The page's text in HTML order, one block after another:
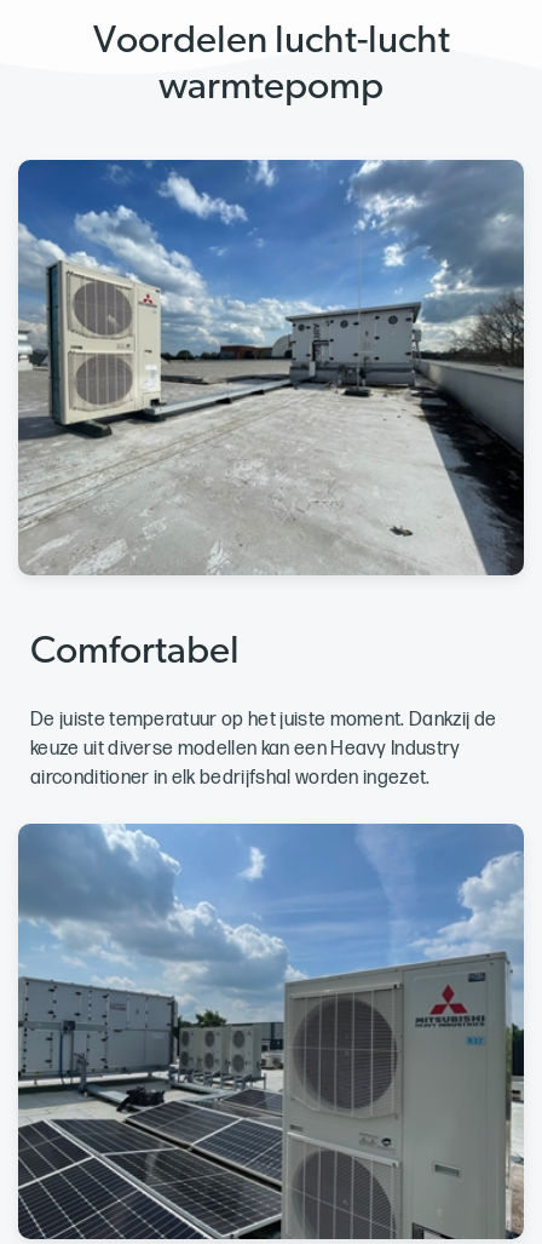
Voordelen lucht-lucht
warmtepomp
Comfortabel
De juiste temperatuur op het juiste moment. Dankzij de
keuze uit diverse modellen kan een Heavy Industry
airconditioner in elk bedrijfshal worden ingezet.